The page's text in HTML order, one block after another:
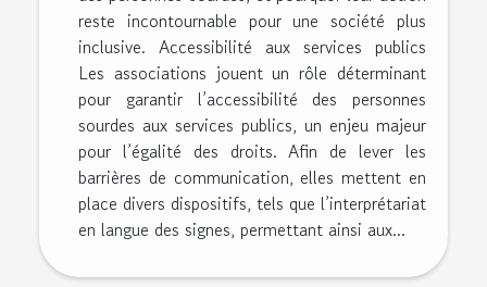
reste incontournable pour une société plus
inclusive. Accessibilité aux services publics
Les associations jouent un rôle déterminant
pour garantir l’accessibilité des personnes
sourdes aux services publics, un enjeu majeur
pour l’égalité des droits. Afin de lever les
barrières de communication, elles mettent en
place divers dispositifs, tels que l’interprétariat
en langue des signes, permettant ainsi aux...